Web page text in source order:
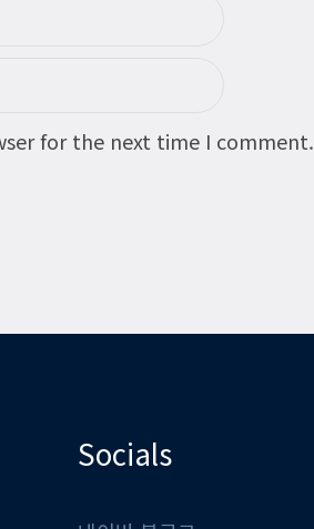
for the next time I comment.
Socials